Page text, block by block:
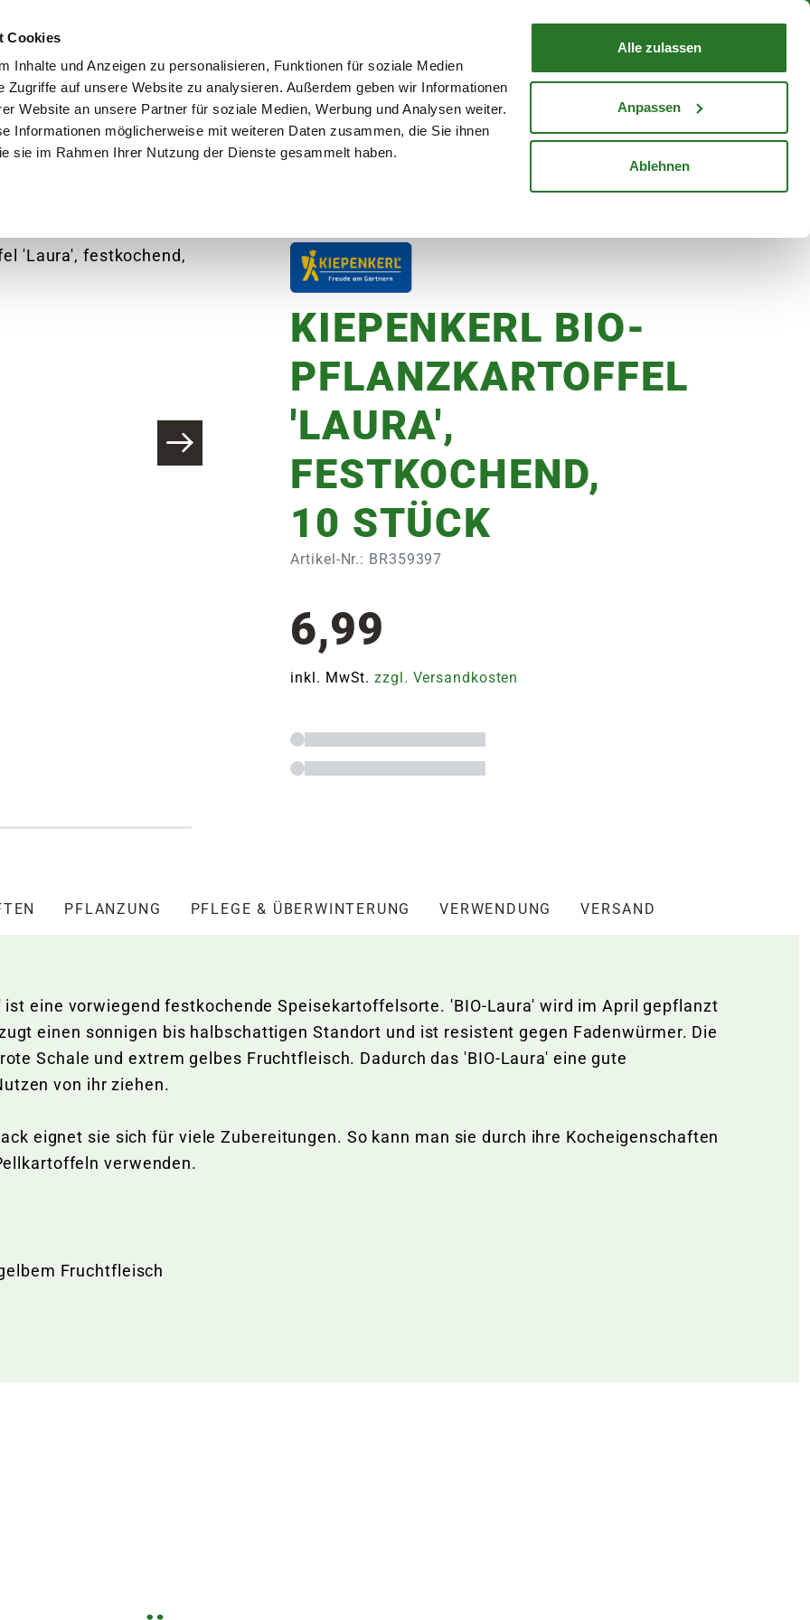
Cookies
Inhalte und Anzeigen zu personalisieren, Funktionen für soziale Medien
Zugriffe auf unsere Website zu analysieren. Außerdem geben wir Informationen
Website an unsere Partner für soziale Medien, Werbung und Analysen weiter.
Informationen möglicherweise mit weiteren Daten zusammen, die Sie ihnen
sie im Rahmen Ihrer Nutzung der Dienste gesammelt haben.
Alle zulassen
Anpassen
Ablehnen
Mein KontoStandorte
WARENKORB
Garten Aktuelles Ratgeber Gutscheine Karriere
KIEPENKERL BIO-
PFLANZKARTOFFEL
'LAURA',
FESTKOCHEND,
10 STÜCK
Artikel-Nr.: BR359397
6,99
inkl. MwSt.zzgl. Versandkosten
PFLANZUNG PFLEGE & ÜBERWINTERUNG VERWENDUNG VERSAND
eine vorwiegend festkochende Speisekartoffelsorte. 'BIO-Laura' wird im April gepflanzt
einen sonnigen bis halbschattigen Standort und ist resistent gegen Fadenwürmer. Die
Schale und extrem gelbes Fruchtfleisch. Dadurch das 'BIO-Laura' eine gute
von ihr ziehen.
eignet sie sich für viele Zubereitungen. So kann man sie durch ihre Kocheigenschaften
verwenden.
Fruchtfleisch